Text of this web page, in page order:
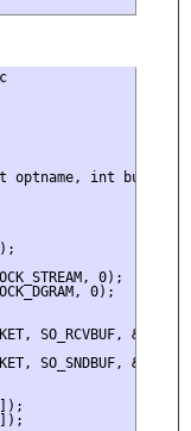
int
0);
0);
SO_RCVBUF,
SO_SNDBUF,